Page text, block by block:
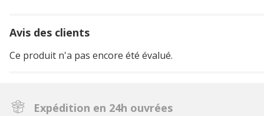
Avis des clients
Ce produit n'a pas encore été évalué.
Expédition en 24h ouvrées